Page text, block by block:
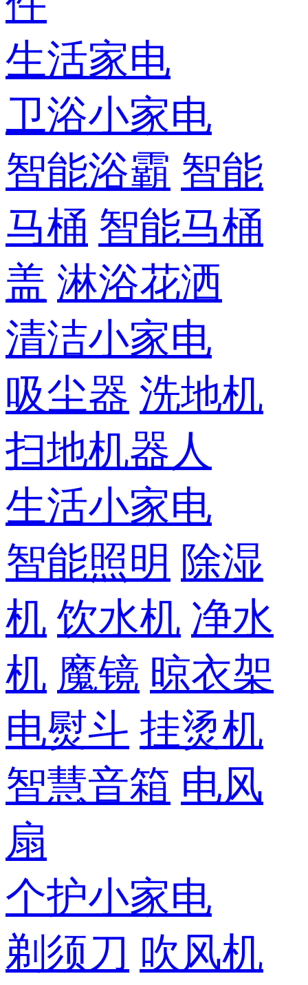
生活家电
卫浴小家电
智能浴霸 智能
马桶 智能马桶
盖 淋浴花洒
清洁小家电
吸尘器 洗地机
扫地机器人
生活小家电
智能照明 除湿
机 饮水机 净水
机 魔镜 晾衣架
电熨斗 挂烫机
智慧音箱 电风
扇
个护小家电
剃须刀 吹风机